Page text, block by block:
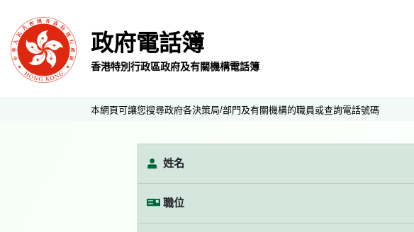
政府電話簿
香港特別行政區政府及有關機構電話簿
本網頁可讓您搜尋政府各決策局/部門及有關機構的職員或查詢電話號碼
姓名
職位